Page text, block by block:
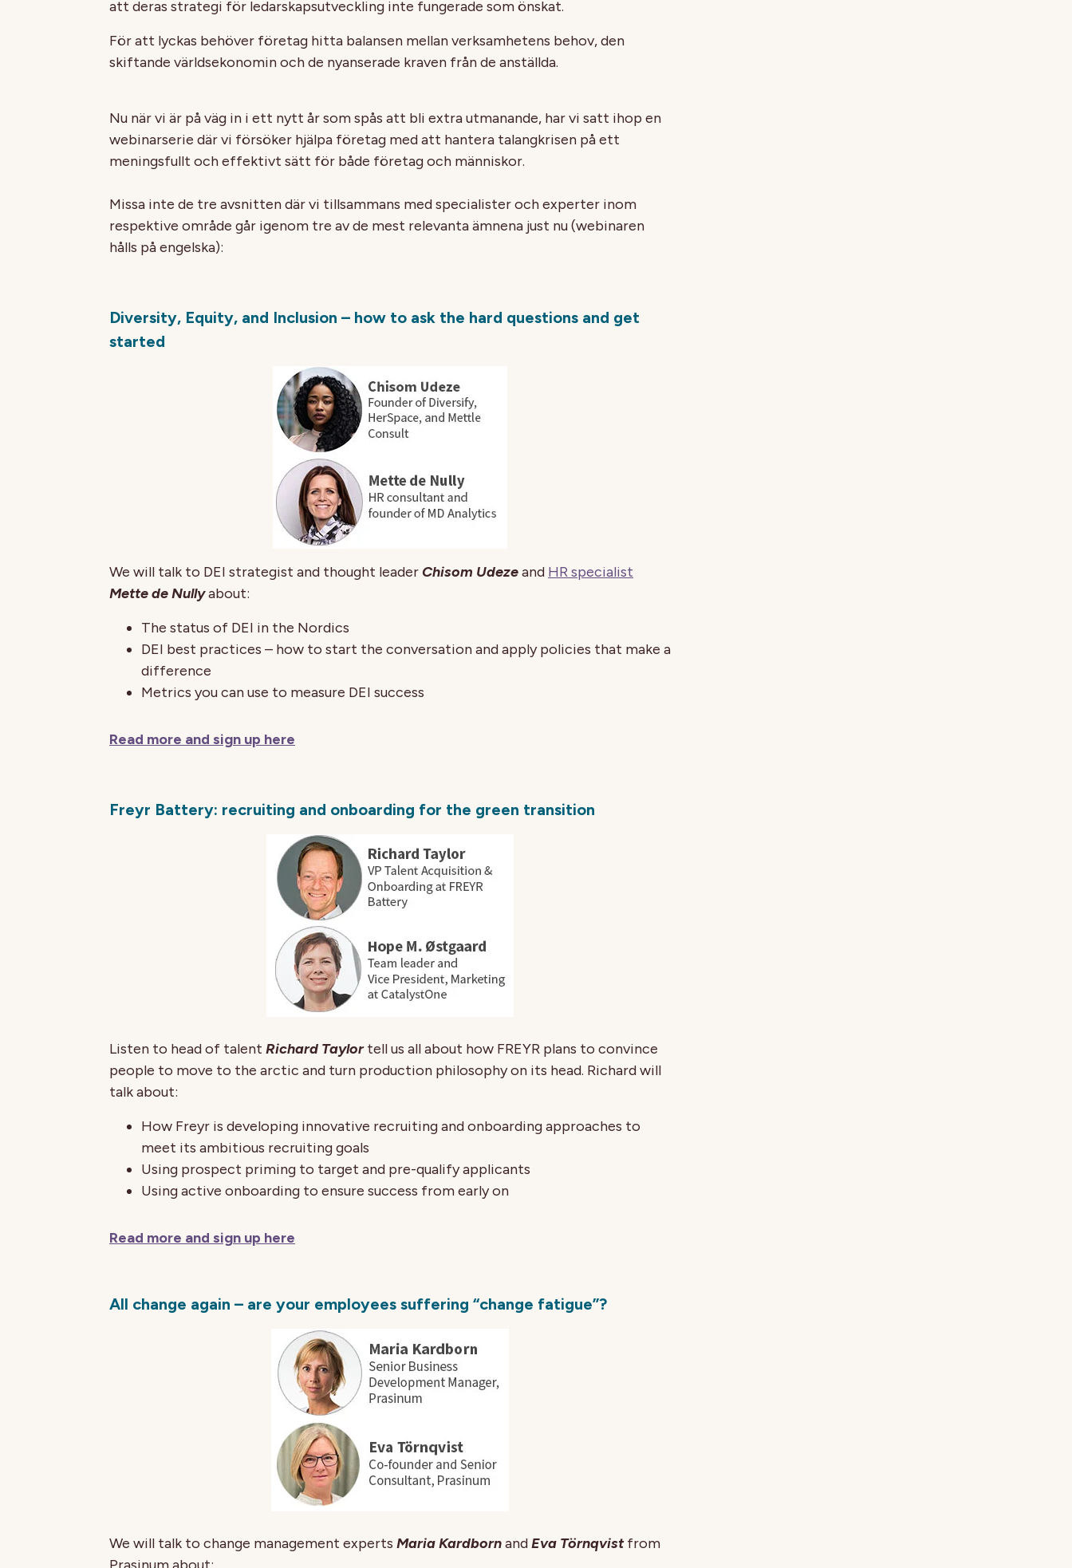
att deras strategi för ledarskapsutveckling inte fungerade som önskat.
För att lyckas behöver företag hitta balansen mellan verksamhetens behov, den
skiftande världsekonomin och de nyanserade kraven från de anställda.
Nu när vi är på väg in i ett nytt år som spås att bli extra utmanande, har vi satt ihop en
webinarserie där vi försöker hjälpa företag med att hantera talangkrisen på ett
meningsfullt och effektivt sätt för både företag och människor.
Missa inte de tre avsnitten där vi tillsammans med specialister och experter inom
respektive område går igenom tre av de mest relevanta ämnena just nu (webinaren
hålls på engelska):
Diversity, Equity, and Inclusion – how to ask the hard questions and get
started
We will talk to DEI strategist and thought leader Chisom Udezeand HR specialist
Mette de Nullyabout:
The status of DEI in the Nordics
DEI best practices – how to start the conversation and apply policies that make a
difference
Metrics you can use to measure DEI success
Read more and sign up here
Freyr Battery: recruiting and onboarding for the green transition
Listen to head of talent Richard Taylortell us all about how FREYR plans to convince
people to move to the arctic and turn production philosophy on its head. Richard will
talk about:
How Freyr is developing innovative recruiting and onboarding approaches to
meet its ambitious recruiting goals
Using prospect priming to target and pre-qualify applicants
Using active onboarding to ensure success from early on
Read more and sign up here
All change again – are your employees suffering “change fatigue”?
We will talk to change management experts Maria KardbornandEva Törnqvistfrom